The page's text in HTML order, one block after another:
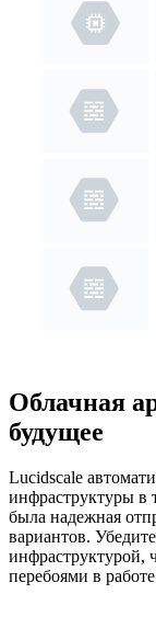
Облачная
будущее
Lucidscale
инфраструктуры в
была надежная
вариантов.
инфраструктурой,
перебоями в